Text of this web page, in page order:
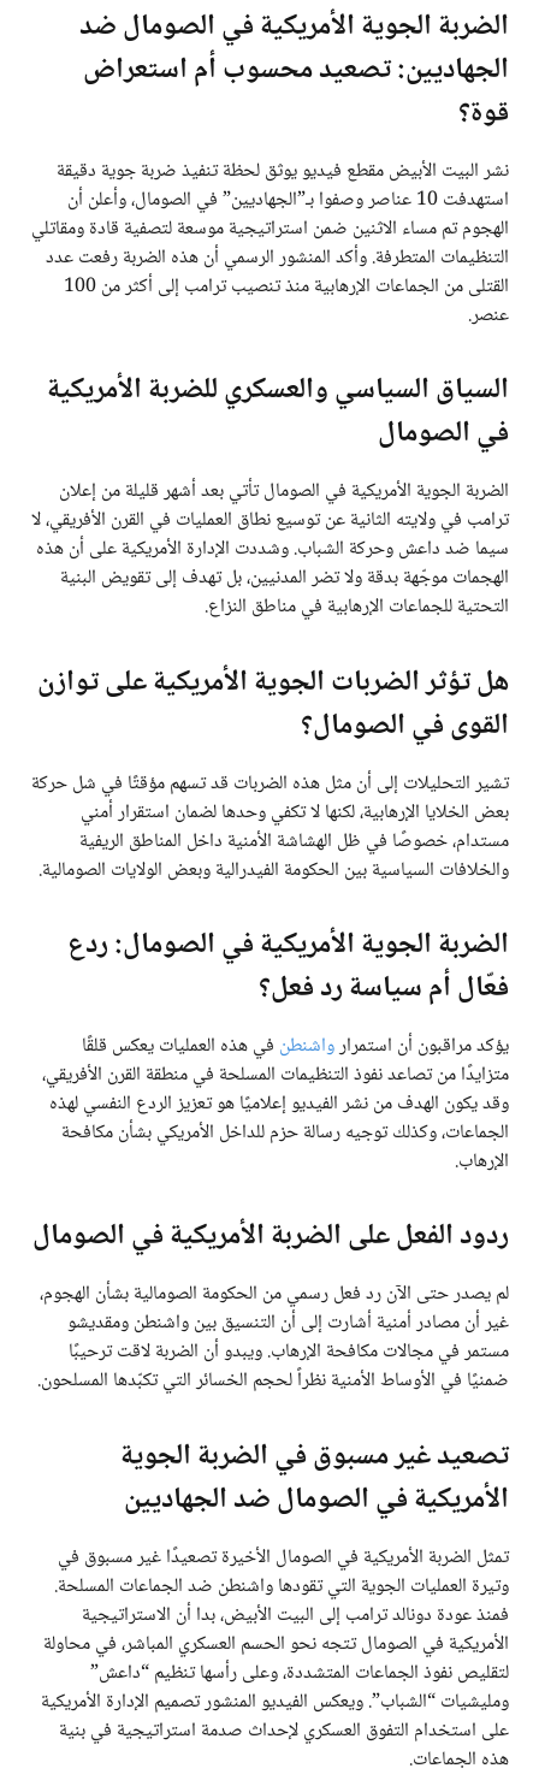
الضربة الجوية الأمريكية في الصومال ضد
الجهاديين: تصعيد محسوب أم استعراض
قوة؟
نشر البيت الأبيض مقطع فيديو يوثق لحظة تنفيذ ضربة جوية دقيقة
استهدفت 10 عناصر وصفوا بـ”الجهاديين” في الصومال، وأعلن أن
الهجوم تم مساء الاثنين ضمن استراتيجية موسعة لتصفية قادة ومقاتلي
التنظيمات المتطرفة. وأكد المنشور الرسمي أن هذه الضربة رفعت عدد
القتلى من الجماعات الإرهابية منذ تنصيب ترامب إلى أكثر من 100
عنصر.
السياق السياسي والعسكري للضربة الأمريكية
في الصومال
الضربة الجوية الأمريكية في الصومال تأتي بعد أشهر قليلة من إعلان
ترامب في ولايته الثانية عن توسيع نطاق العمليات في القرن الأفريقي، لا
سيما ضد داعش وحركة الشباب. وشددت الإدارة الأمريكية على أن هذه
الهجمات موجّهة بدقة ولا تضر المدنيين، بل تهدف إلى تقويض البنية
التحتية للجماعات الإرهابية في مناطق النزاع.
هل تؤثر الضربات الجوية الأمريكية على توازن
القوى في الصومال؟
تشير التحليلات إلى أن مثل هذه الضربات قد تسهم مؤقتًا في شل حركة
بعض الخلايا الإرهابية، لكنها لا تكفي وحدها لضمان استقرار أمني
مستدام، خصوصًا في ظل الهشاشة الأمنية داخل المناطق الريفية
والخلافات السياسية بين الحكومة الفيدرالية وبعض الولايات الصومالية.
الضربة الجوية الأمريكية في الصومال: ردع
فعّال أم سياسة رد فعل؟
يؤكد مراقبون أن استمرارواشنطن في هذه العمليات يعكس قلقًا
متزايدًا من تصاعد نفوذ التنظيمات المسلحة في منطقة القرن الأفريقي،
وقد يكون الهدف من نشر الفيديو إعلاميًا هو تعزيز الردع النفسي لهذه
الجماعات، وكذلك توجيه رسالة حزم للداخل الأمريكي بشأن مكافحة
الإرهاب.
ردود الفعل على الضربة الأمريكية في الصومال
لم يصدر حتى الآن رد فعل رسمي من الحكومة الصومالية بشأن الهجوم،
غير أن مصادر أمنية أشارت إلى أن التنسيق بين واشنطن ومقديشو
مستمر في مجالات مكافحة الإرهاب. ويبدو أن الضربة لاقت ترحيبًا
ضمنيًا في الأوساط الأمنية نظراً لحجم الخسائر التي تكبّدها المسلحون.
تصعيد غير مسبوق في الضربة الجوية
الأمريكية في الصومال ضد الجهاديين
تمثل الضربة الأمريكية في الصومال الأخيرة تصعيدًا غير مسبوق في
وتيرة العمليات الجوية التي تقودها واشنطن ضد الجماعات المسلحة.
فمنذ عودة دونالد ترامب إلى البيت الأبيض، بدا أن الاستراتيجية
الأمريكية في الصومال تتجه نحو الحسم العسكري المباشر، في محاولة
لتقليص نفوذ الجماعات المتشددة، وعلى رأسها تنظيم “داعش”
ومليشيات “الشباب”. ويعكس الفيديو المنشور تصميم الإدارة الأمريكية
على استخدام التفوق العسكري لإحداث صدمة استراتيجية في بنية
هذه الجماعات.